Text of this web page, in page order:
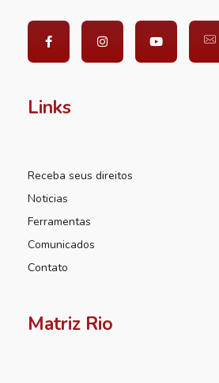
Links
Receba seus direitos
Noticias
Ferramentas
Comunicados
Contato
Matriz Rio